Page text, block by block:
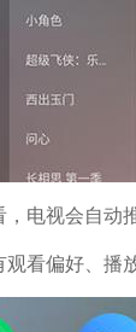
电视会自动
看偏好、播